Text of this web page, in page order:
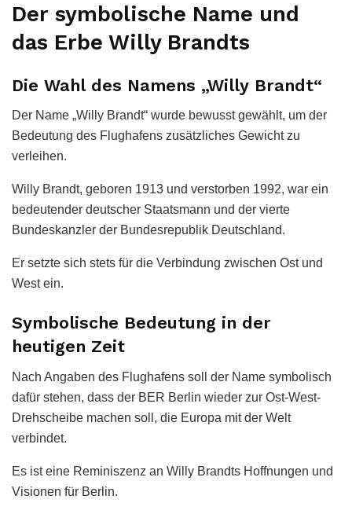
Der symbolische Name und
das Erbe Willy Brandts
Die Wahl des Namens „Willy Brandt“
Der Name „Willy Brandt“ wurde bewusst gewählt, um der
Bedeutung des Flughafens zusätzliches Gewicht zu
verleihen.
Willy Brandt, geboren 1913 und verstorben 1992, war ein
bedeutender deutscher Staatsmann und der vierte
Bundeskanzler der Bundesrepublik Deutschland.
Er setzte sich stets für die Verbindung zwischen Ost und
West ein.
Symbolische Bedeutung in der
heutigen Zeit
Nach Angaben des Flughafens soll der Name symbolisch
dafür stehen, dass der BER Berlin wieder zur Ost-West-
Drehscheibe machen soll, die Europa mit der Welt
verbindet.
Es ist eine Reminiszenz an Willy Brandts Hoffnungen und
Visionen für Berlin.